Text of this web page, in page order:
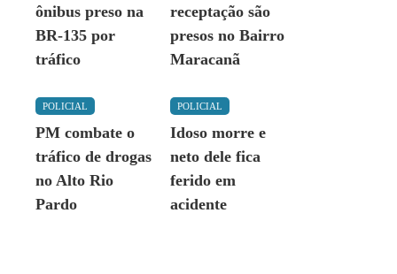
ônibus preso na
BR-135 por
tráfico
receptação são
presos no Bairro
Maracanã
POLICIAL
PM combate o
tráfico de drogas
no Alto Rio
Pardo
POLICIAL
Idoso morre e
neto dele fica
ferido em
acidente